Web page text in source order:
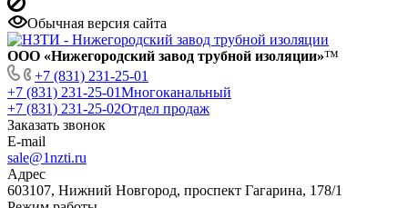
Обычная версия сайта
ООО «Нижегородский завод трубной изоляции»™
+7 (831) 231-25-01
+7 (831) 231-25-01Многоканальный
+7 (831) 231-25-02Отдел продаж
Заказать звонок
E-mail
sale@1nzti.ru
Адрес
603107, Нижний Новгород, проспект Гагарина, 178/1